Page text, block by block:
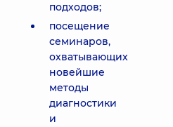
подходов;
посещение
семинаров,
охватывающих
новейшие
методы
диагностики
и